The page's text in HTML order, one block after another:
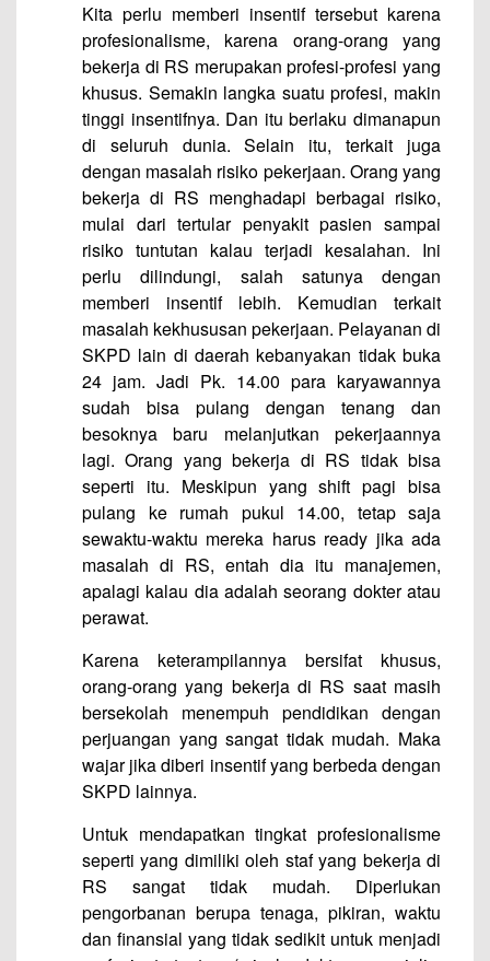
Kita perlu memberi insentif tersebut karena
profesionalisme, karena orang-orang yang
bekerja di RS merupakan profesi-profesi yang
khusus. Semakin langka suatu profesi, makin
tinggi insentifnya. Dan itu berlaku dimanapun
di seluruh dunia. Selain itu, terkait juga
dengan masalah risiko pekerjaan. Orang yang
bekerja di RS menghadapi berbagai risiko,
mulai dari tertular penyakit pasien sampai
risiko tuntutan kalau terjadi kesalahan. Ini
perlu dilindungi, salah satunya dengan
memberi insentif lebih. Kemudian terkait
masalah kekhususan pekerjaan. Pelayanan di
SKPD lain di daerah kebanyakan tidak buka
24 jam. Jadi Pk. 14.00 para karyawannya
sudah bisa pulang dengan tenang dan
besoknya baru melanjutkan pekerjaannya
lagi. Orang yang bekerja di RS tidak bisa
seperti itu. Meskipun yang shift pagi bisa
pulang ke rumah pukul 14.00, tetap saja
sewaktu-waktu mereka harus ready jika ada
masalah di RS, entah dia itu manajemen,
apalagi kalau dia adalah seorang dokter atau
perawat.
Karena keterampilannya bersifat khusus,
orang-orang yang bekerja di RS saat masih
bersekolah menempuh pendidikan dengan
perjuangan yang sangat tidak mudah. Maka
wajar jika diberi insentif yang berbeda dengan
SKPD lainnya.
Untuk mendapatkan tingkat profesionalisme
seperti yang dimiliki oleh staf yang bekerja di
RS sangat tidak mudah. Diperlukan
pengorbanan berupa tenaga, pikiran, waktu
dan finansial yang tidak sedikit untuk menjadi